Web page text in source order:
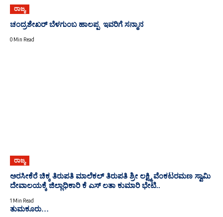
ರಾಜ್ಯ
ಚಂದ್ರಶೇಖರ್ ಬೆಳಗುಂಬ ಹಾಲಪ್ಪ ಇವರಿಗೆ ಸನ್ಮಾನ
0 Min Read
ರಾಜ್ಯ
ಅರಸೀಕೆರೆ ಚಿಕ್ಕ ತಿರುಪತಿ ಮಾಲೆಕಲ್ ತಿರುಪತಿ ಶ್ರೀ ಲಕ್ಷ್ಮಿ ವೆಂಕಟರಮಣ ಸ್ವಾಮಿ
ದೇವಾಲಯಕ್ಕೆ ಜಿಲ್ಲಾಧಿಕಾರಿ ಕೆ ಎಸ್ ಲತಾ ಕುಮಾರಿ ಭೇಟಿ..
1 Min Read
ತುಮಕೂರು…